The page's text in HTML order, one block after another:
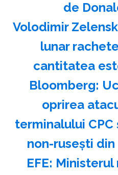
de
Volodimir
lunar
cantitatea
Bloomberg:
oprirea
terminalului
non-ruseşti
EFE: